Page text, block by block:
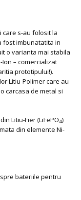
care s-au folosit la
fost imbunatatita in
o varianta mai stabila
– comercializat
prototipului!).
Litiu-Polimer care au
carcasa de metal si
Litiu-Fier (LiFePO4)
din elemente Ni-
bateriile pentru